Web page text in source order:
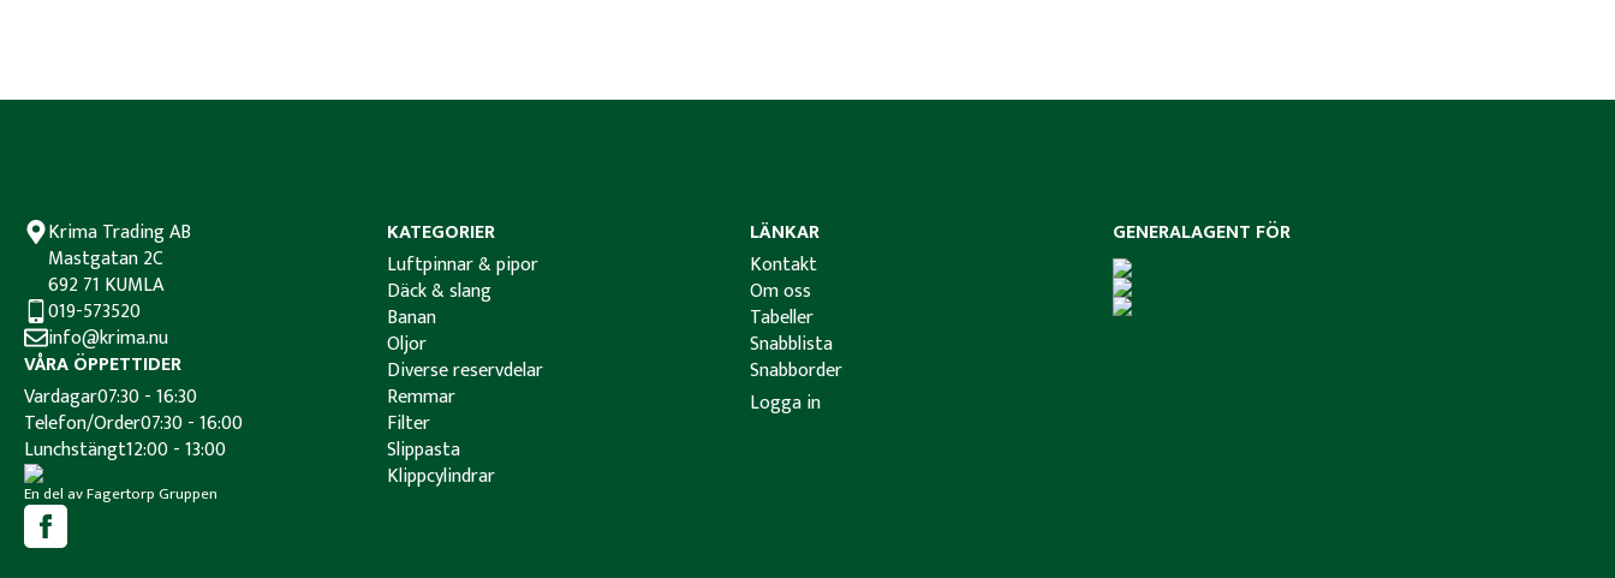
Krima Trading AB
Mastgatan 2C
692 71 KUMLA
019-573520
info@krima.nu
VÅRA ÖPPETTIDER
Vardagar07:30 - 16:30
Telefon/Order07:30 - 16:00
Lunchstängt12:00 - 13:00
En del av Fagertorp Gruppen
KATEGORIER
Luftpinnar & pipor
Däck & slang
Banan
Oljor
Diverse reservdelar
Remmar
Filter
Slippasta
Klippcylindrar
LÄNKAR
Kontakt
Om oss
Tabeller
Snabblista
Snabborder
Logga in
GENERALAGENT FÖR